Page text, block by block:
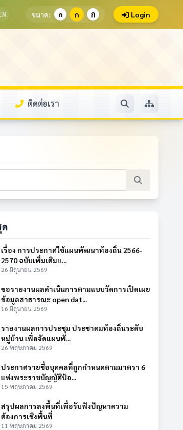
ขนาด: ก ก ก Login
ติดต่อเรา
ด
เรื่อง การประกาศใช้แผนพัฒนาท้องถิ่น 2566-
2570 ฉบับเพิ่มเติมแ...
26 มิถุนายน 2569
ขอรายงานผลดำเนินการตามแบบวัดการเปิดเผย
ข้อมูลสาธารณะ open dat...
16 มิถุนายน 2569
รายงานผลการประชุม ประชาคมท้องถิ่นระดับ
หมู่บ้าน เพื่อจัดแผนพั...
26 พฤษภาคม 2569
ประกาศรายชื่อบุคคลที่ถูกกำหนดตามมาตรา 6
แห่งพระราชบัญญัติป้อ...
15 พฤษภาคม 2569
สรุปผลการลงพื้นที่เพื่อรับฟังปัญหาความ
ต้องการเชิงพื้นที่
11 พฤษภาคม 2569